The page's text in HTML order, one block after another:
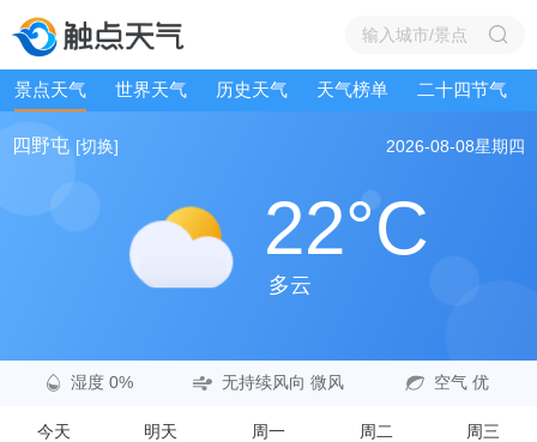
景点天气 世界天气 历史天气 天气榜单 二十四节气
四野屯 [切换] 2026-08-08星期四
22°C
多云
湿度 0% 无持续风向 微风 空气 优
今天
明天
周一
周二
周三